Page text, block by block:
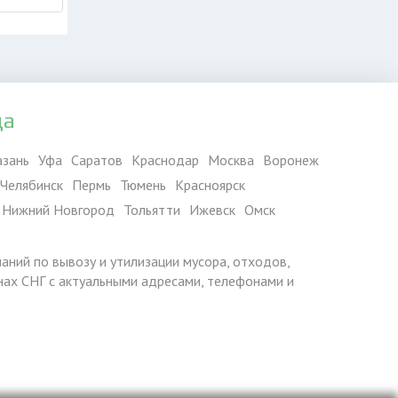
Уфа Саратов Краснодар Москва Воронеж
Челябинск Пермь Тюмень Красноярск
Нижний Новгород Тольятти Ижевск Омск
по вывозу и утилизации мусора, отходов,
СНГ с актуальными адресами, телефонами и